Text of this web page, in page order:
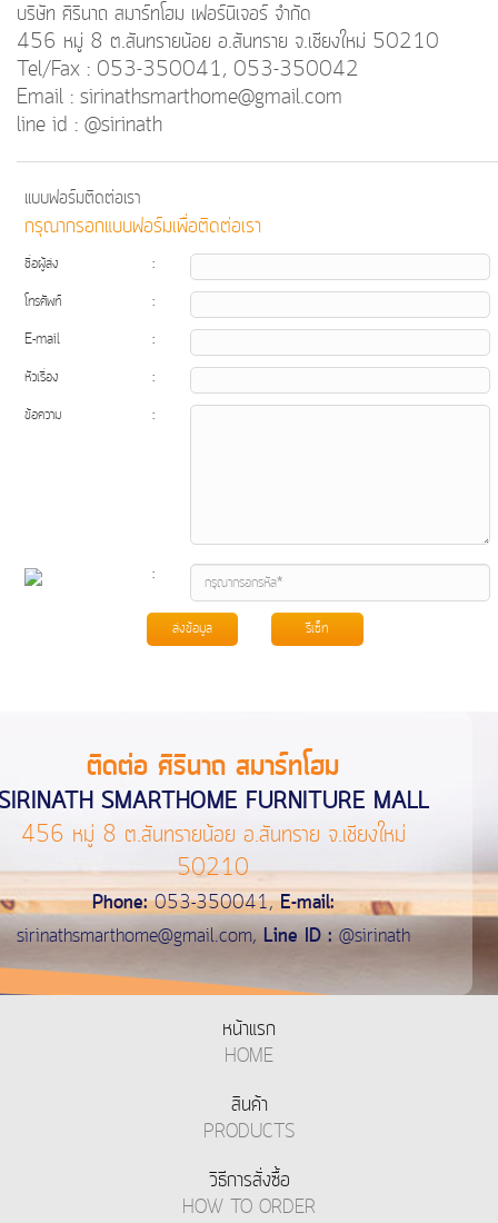
บริษัท ศิรินาถ สมาร์ทโฮม เฟอร์นิเจอร์ จำกัด
456 หมู่ 8 ต.สันทรายน้อย อ.สันทราย จ.เชียงใหม่ 50210
Tel/Fax : 053-350041, 053-350042
Email : sirinathsmarthome@gmail.com
line id : @sirinath
แบบฟอร์มติดต่อเรา
กรุณากรอกแบบฟอร์มเพื่อติดต่อเรา
ชื่อผู้ส่ง
:
โทรศัพท์
:
E-mail
:
หัวเรื่อง
:
ข้อความ
:
:
ติดต่อ ศิรินาถ สมาร์ทโฮม
SMARTHOME FURNITURE MALL
456 หมู่ 8 ต.สันทรายน้อย อ.สันทราย จ.เชียงใหม่
50210
Phone:053-350041,E-mail:
sirinathsmarthome@gmail.com,Line ID :@sirinath
หน้าแรก
HOME
สินค้า
PRODUCTS
วิธีการสั่งซื้อ
HOW TO ORDER